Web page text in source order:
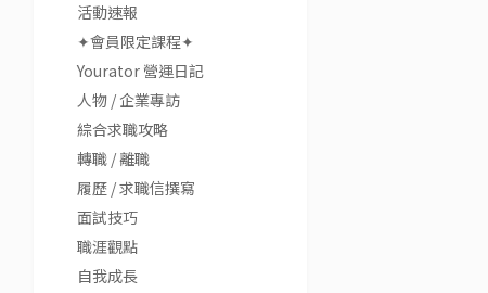
活動速報
✦會員限定課程✦
Yourator 營運日記
人物 / 企業專訪
綜合求職攻略
轉職 / 離職
履歷 / 求職信撰寫
面試技巧
職涯觀點
自我成長